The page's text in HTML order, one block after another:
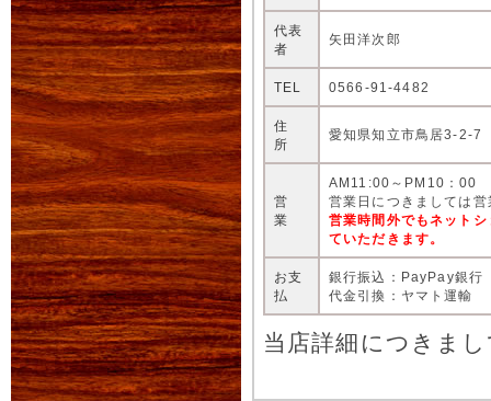
代表
者
矢田洋次郎
TEL 0566-91-4482
住
所
愛知県知立市鳥居3-2-7
営
業
AM11:00～PM10：00
営業日につきましては
営業時間外でもネット
ていただきます。
お支
払
銀行振込：PayPay銀行
代金引換：ヤマト運輸
当店詳細につきま